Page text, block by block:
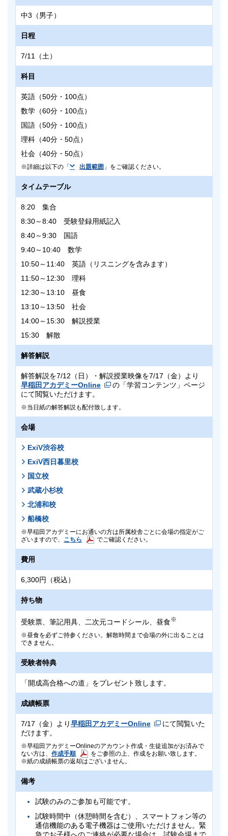
中3（男子）
日程
7/11（土）
科目
英語（50分・100点）
数学（60分・100点）
国語（50分・100点）
理科（40分・50点）
社会（40分・50点）
詳細は以下の「 出題範囲 」をご確認ください。
タイムテーブル
8:20 集合
8:30～8:40 受験登録用紙記入
8:40～9:30 国語
9:40～10:40 数学
10:50～11:40 英語（リスニングを含みます）
11:50～12:30 理科
12:30～13:10 昼食
13:10～13:50 社会
14:00～15:30 解説授業
15:30 解散
解答解説
解答解説を7/12（日）・解説授業映像を7/17（金）より
早稲田アカデミーOnline
の「学習コンテンツ」ページ
にて閲覧いただけます。
当日紙の解答解説も配付致します。
会場
ExiV渋谷校
ExiV西日暮里校
国立校
武蔵小杉校
北浦和校
船橋校
早稲田アカデミーにお通いの方は所属校舎ごとに会場の指定がご
ざいますので、 こちら でご確認ください。
費用
6,300円（税込）
持ち物
受験票、筆記用具、二次元コードシール、昼食※
昼食を必ずご持参ください。解散時間まで会場の外に出ることは
できません。
受験者特典
「開成高合格への道」をプレゼント致します。
成績帳票
7/17（金）より早稲田アカデミーOnline
にて閲覧いた
だけます。
早稲田アカデミーOnlineのアカウント作成・生徒追加がお済みで
ない方は、 作成手順
をご参照の上、作成をお願い致します。
紙の成績帳票の返却はございません。
備考
試験のみのご参加も可能です。
試験時間中（休憩時間を含む）、スマートフォン等の
通信機能のある電子機器はご使用いただけません。緊